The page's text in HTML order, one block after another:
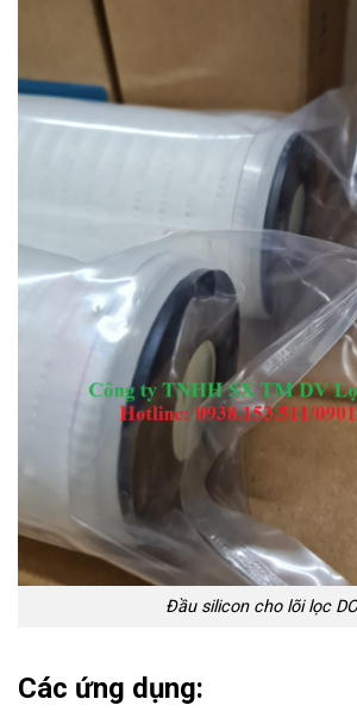
Đầu silicon cho lõi lọc
Các ứng dụng: